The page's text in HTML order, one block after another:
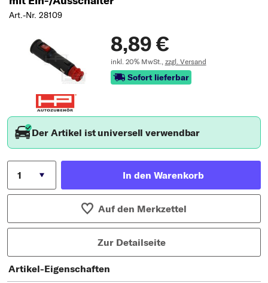
Art.-Nr. 28109
8,89 €
inkl. 20% MwSt., zzgl. Versand
Sofort lieferbar
Der Artikel ist universell verwendbar
In den Warenkorb
Auf den Merkzettel
Zur Detailseite
Artikel-Eigenschaften